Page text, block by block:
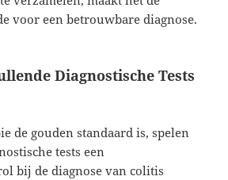
voor een betrouwbare diagnose.
Diagnostische Tests
de gouden standaard is, spelen
tests een
bij de diagnose van colitis